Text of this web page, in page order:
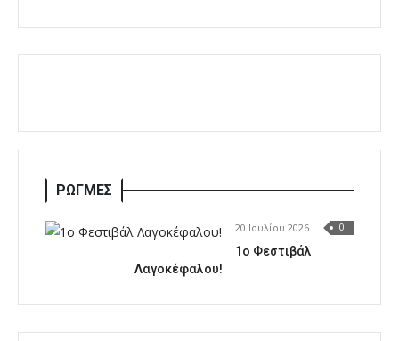
ΡΩΓΜΕΣ
20 Ιουλίου 2026 0
1o Φεστιβάλ
Λαγοκέφαλου!